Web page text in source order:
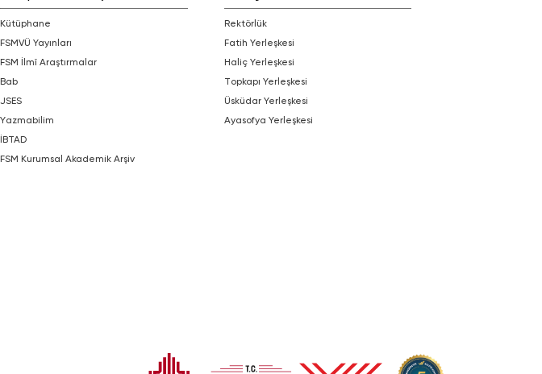
Kütüphane
FSMVÜ Yayınları
FSM İlmî Araştırmalar
bab
JSES
Yazmabilim
İBTAD
FSM Kurumsal Akademik Arşiv
Rektörlük
Fatih Yerleşkesi
Haliç Yerleşkesi
Topkapı Yerleşkesi
Üsküdar Yerleşkesi
Ayasofya Yerleşkesi